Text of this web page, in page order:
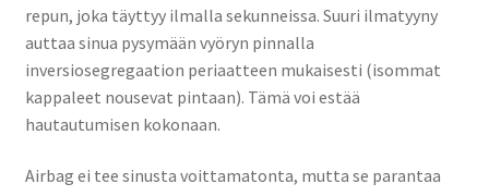
repun, joka täyttyy ilmalla sekunneissa. Suuri ilmatyyny
auttaa sinua pysymään vyöryn pinnalla
inversiosegregaation periaatteen mukaisesti (isommat
kappaleet nousevat pintaan). Tämä voi estää
hautautumisen kokonaan.
Airbag ei tee sinusta voittamatonta, mutta se parantaa